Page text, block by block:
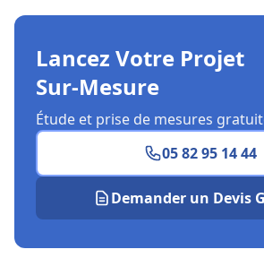
Lancez Votre Projet
Sur‑Mesure
Étude et prise de mesures
05 82 95 14 44
Demander un Devis